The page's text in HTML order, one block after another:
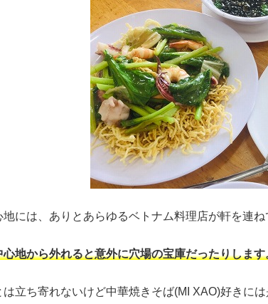
には、ありとあらゆるベトナム料理店が軒を連ね
地から外れると意外に穴場の宝庫だったりします
立ち寄れないけど中華焼きそば(MI XAO)好きに